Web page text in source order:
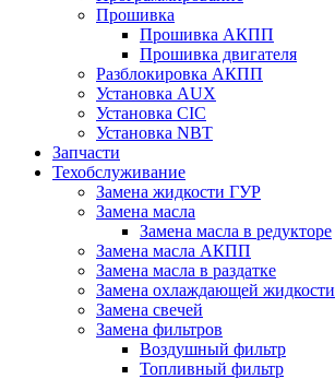
Прошивка
Прошивка АКПП
Прошивка двигателя
Разблокировка АКПП
Установка AUX
Установка CIC
Установка NBT
Запчасти
Техобслуживание
Замена жидкости ГУР
Замена масла
Замена масла в редукторе
Замена масла АКПП
Замена масла в раздатке
Замена охлаждающей жидкости
Замена свечей
Замена фильтров
Воздушный фильтр
Топливный фильтр